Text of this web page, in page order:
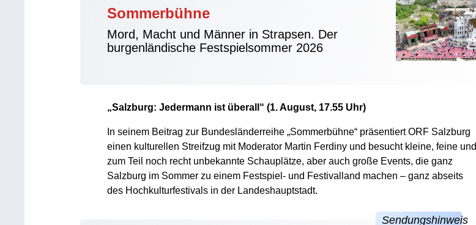
Sommerbühne
Mord, Macht und Männer in Strapsen. Der
burgenländische Festspielsommer 2026
„Salzburg: Jedermann ist überall“ (1. August, 17.55 Uhr)
In seinem Beitrag zur Bundesländerreihe „Sommerbühne“ präsentiert ORF Salzburg
einen kulturellen Streifzug mit Moderator Martin Ferdiny und besucht kleine, feine und
zum Teil noch recht unbekannte Schauplätze, aber auch große Events, die ganz
Salzburg im Sommer zu einem Festspiel- und Festivalland machen – ganz abseits
des Hochkulturfestivals in der Landeshauptstadt.